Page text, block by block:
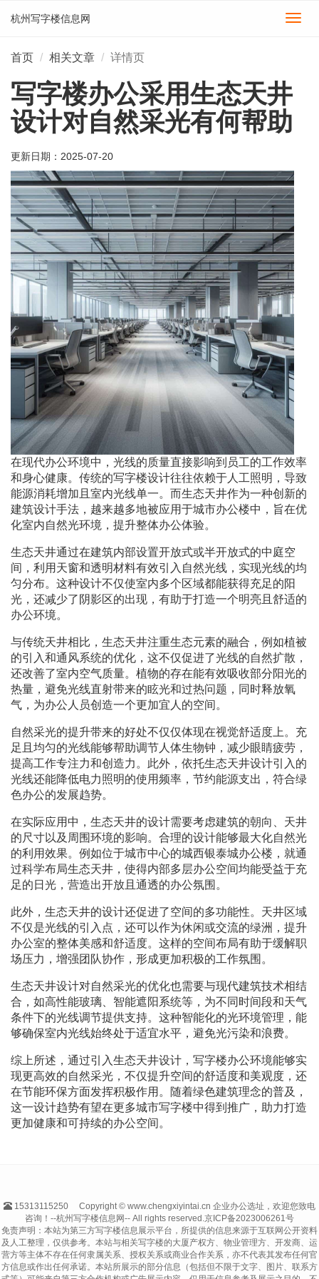
切
杭州写字楼信息网
首页 相关文章 详情页
写字楼办公采用生态天井
设计对自然采光有何帮助
更新日期： 2025-07-20
在现代办公环境中，光线的质量直接影响到员工的工作效率
和身心健康。传统的写字楼设计往往依赖于人工照明，导致
能源消耗增加且室内光线单一。而生态天井作为一种创新的
建筑设计手法，越来越多地被应用于城市办公楼中，旨在优
化室内自然光环境，提升整体办公体验。
生态天井通过在建筑内部设置开放式或半开放式的中庭空
间，利用天窗和透明材料有效引入自然光线，实现光线的均
匀分布。这种设计不仅使室内多个区域都能获得充足的阳
光，还减少了阴影区的出现，有助于打造一个明亮且舒适的
办公环境。
与传统天井相比，生态天井注重生态元素的融合，例如植被
的引入和通风系统的优化，这不仅促进了光线的自然扩散，
还改善了室内空气质量。植物的存在能有效吸收部分阳光的
热量，避免光线直射带来的眩光和过热问题，同时释放氧
气，为办公人员创造一个更加宜人的空间。
自然采光的提升带来的好处不仅仅体现在视觉舒适度上。充
足且均匀的光线能够帮助调节人体生物钟，减少眼睛疲劳，
提高工作专注力和创造力。此外，依托生态天井设计引入的
光线还能降低电力照明的使用频率，节约能源支出，符合绿
色办公的发展趋势。
在实际应用中，生态天井的设计需要考虑建筑的朝向、天井
的尺寸以及周围环境的影响。合理的设计能够最大化自然光
的利用效果。例如位于城市中心的城西银泰城办公楼，就通
过科学布局生态天井，使得内部多层办公空间均能受益于充
足的日光，营造出开放且通透的办公氛围。
此外，生态天井的设计还促进了空间的多功能性。天井区域
不仅是光线的引入点，还可以作为休闲或交流的绿洲，提升
办公室的整体美感和舒适度。这样的空间布局有助于缓解职
场压力，增强团队协作，形成更加积极的工作氛围。
生态天井设计对自然采光的优化也需要与现代建筑技术相结
合，如高性能玻璃、智能遮阳系统等，为不同时间段和天气
条件下的光线调节提供支持。这种智能化的光环境管理，能
够确保室内光线始终处于适宜水平，避免光污染和浪费。
综上所述，通过引入生态天井设计，写字楼办公环境能够实
现更高效的自然采光，不仅提升空间的舒适度和美观度，还
在节能环保方面发挥积极作用。随着绿色建筑理念的普及，
这一设计趋势有望在更多城市写字楼中得到推广，助力打造
更加健康和可持续的办公空间。
15313115250
Copyright © www.chengxiyintai.cn 企业办公选址，欢迎您致电
咨询！--杭州写字楼信息网-- All rights reserved.京ICP备2023006261号
免责声明：本站为第三方写字楼信息展示平台，所提供的信息来源于互联网公开资料
及人工整理，仅供参考。本站与相关写字楼的大厦产权方、物业管理方、开发商、运
营方等主体不存在任何隶属关系、授权关系或商业合作关系，亦不代表其发布任何官
方信息或作出任何承诺。本站所展示的部分信息（包括但不限于文字、图片、联系方